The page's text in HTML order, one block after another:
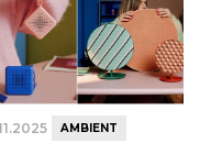
AMBIENT